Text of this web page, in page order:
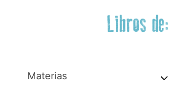
Libros de:
Materias